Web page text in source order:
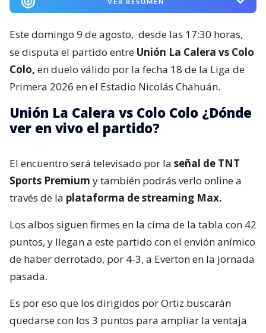
Este domingo 9 de agosto, desde las 17:30 horas,
se disputa el partido entre Unión La Calera vs Colo
Colo, en duelo válido por la fecha 18 de la Liga de
Primera 2026 en el Estadio Nicolás Chahuán.
Unión La Calera vs Colo Colo ¿Dónde
ver en vivo el partido?
El encuentro será televisado por la señal de TNT
Sports Premium y también podrás verlo online a
través de la plataforma de streaming Max.
Los albos siguen firmes en la cima de la tabla con 42
puntos, y llegan a este partido con el envión anímico
de haber derrotado, por 4-3, a Everton en la jornada
pasada.
Es por eso que los dirigidos por Ortiz buscarán
quedarse con los 3 puntos para ampliar la ventaja